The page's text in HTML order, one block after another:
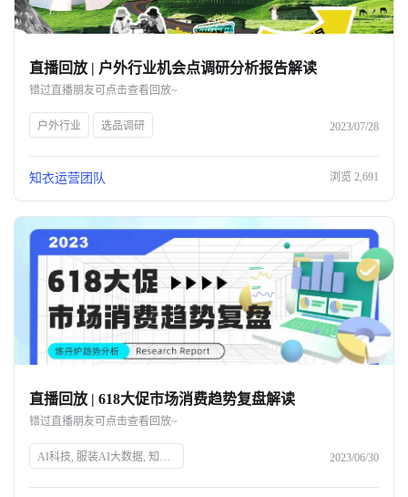
直播回放 | 户外行业机会点调研分析报告解读
错过直播朋友可点击查看回放~
户外行业 选品调研 2023/07/28
知衣运营团队 浏览 2,691
直播回放 | 618大促市场消费趋势复盘解读
错过直播朋友可点击查看回放~
AI科技, 服装AI大数据, 知衣科技, 头部企业, 人工智能, 服装行业, 数据分析, 技术创新, 智能解决方案, 时尚技术 2023/06/30